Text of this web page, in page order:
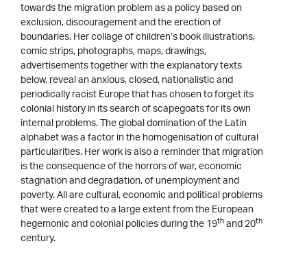
towards the migration problem as a policy based on
exclusion, discouragement and the erection of
boundaries. Her collage of children’s book illustrations,
comic strips, photographs, maps, drawings,
advertisements together with the explanatory texts
below, reveal an anxious, closed, nationalistic and
periodically racist Europe that has chosen to forget its
colonial history in its search of scapegoats for its own
internal problems. The global domination of the Latin
alphabet was a factor in the homogenisation of cultural
particularities. Her work is also a reminder that migration
is the consequence of the horrors of war, economic
stagnation and degradation, of unemployment and
poverty. All are cultural, economic and political problems
that were created to a large extent from the European
hegemonic and colonial policies during the 19th and 20th
century.